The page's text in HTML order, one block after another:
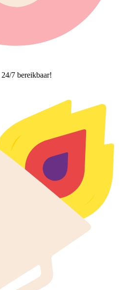
7 bereikbaar!